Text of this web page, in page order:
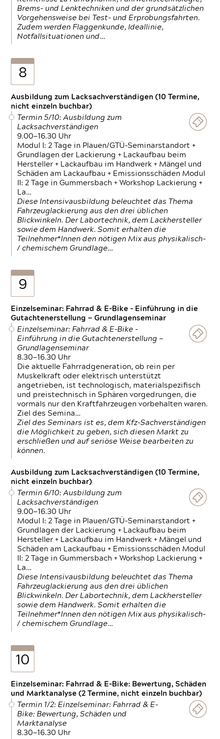
Brems- und Lenktechniken und der grundsätzlichen
Vorgehensweise bei Test- und Erprobungsfahrten.
Zudem werden Flaggenkunde, Ideallinie,
Notfallsituationen und…
8
Ausbildung zum Lacksachverständigen (10 Termine,
nicht einzeln buchbar)
Termin 5/10: Ausbildung zum
Lacksachverständigen
9.00—16.30 Uhr
Modul I: 2 Tage in Plauen/GTÜ-Seminarstandort +
Grundlagen der Lackierung + Lackaufbau beim
Hersteller + Lackaufbau im Handwerk + Mängel und
Schäden am Lackaufbau + Emissionsschäden Modul
II: 2 Tage in Gummersbach + Workshop Lackierung +
La…
Diese Intensivausbildung beleuchtet das Thema
Fahrzeuglackierung aus den drei üblichen
Blickwinkeln. Der Labortechnik, dem Lackhersteller
sowie dem Handwerk. Somit erhalten die
Teilnehmer*Innen den nötigen Mix aus physikalisch-
/ chemischem Grundlage…
9
Einzelseminar: Fahrrad & E-Bike - Einführung in die
Gutachtenerstellung — Grundlagenseminar
Einzelseminar: Fahrrad & E-Bike -
Einführung in die Gutachtenerstellung —
Grundlagenseminar
8.30—16.30 Uhr
Die aktuelle Fahrradgeneration, ob rein per
Muskelkraft oder elektrisch unterstützt
angetrieben, ist technologisch, materialspezifisch
und preistechnisch in Sphären vorgedrungen, die
vormals nur den Kraftfahrzeugen vorbehalten waren.
Ziel des Semina…
Ziel des Seminars ist es, dem Kfz-Sachverständigen
die Möglichkeit zu geben, sich diesen Markt zu
erschließen und auf seriöse Weise bearbeiten zu
können.
Ausbildung zum Lacksachverständigen (10 Termine,
nicht einzeln buchbar)
Termin 6/10: Ausbildung zum
Lacksachverständigen
9.00—16.30 Uhr
Modul I: 2 Tage in Plauen/GTÜ-Seminarstandort +
Grundlagen der Lackierung + Lackaufbau beim
Hersteller + Lackaufbau im Handwerk + Mängel und
Schäden am Lackaufbau + Emissionsschäden Modul
II: 2 Tage in Gummersbach + Workshop Lackierung +
La…
Diese Intensivausbildung beleuchtet das Thema
Fahrzeuglackierung aus den drei üblichen
Blickwinkeln. Der Labortechnik, dem Lackhersteller
sowie dem Handwerk. Somit erhalten die
Teilnehmer*Innen den nötigen Mix aus physikalisch-
/ chemischem Grundlage…
10
Einzelseminar: Fahrrad & E-Bike: Bewertung, Schäden
und Marktanalyse (2 Termine, nicht einzeln buchbar)
Termin 1/2: Einzelseminar: Fahrrad & E-
Bike: Bewertung, Schäden und
Marktanalyse
8.30—16.30 Uhr